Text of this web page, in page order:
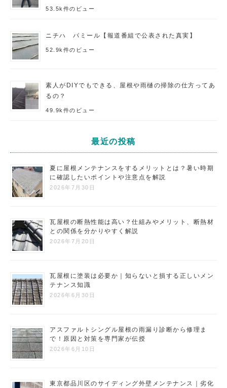
53.5k件のビュー
ニチハ パミール【報道番組で公表された真実】
52.9k件のビュー
素人がDIYでもできる、屋根や雨樋の掃除の仕方ってあ
るの？
49.9k件のビュー
最近の投稿
夏に屋根メンテナンスをするメリットとは？暑い時期
に確認したいポイントや注意点を解説
2026年7月30日
瓦屋根の断熱性能は高い？仕組みやメリット、断熱材
との関係を分かりやすく解説
2026年7月20日
瓦屋根に塗装は必要か｜知らないと損する正しいメン
テナンス知識
2026年6月30日
アスファルトシングル屋根の雨漏り診断から修理ま
で！原因と対策を専門家が伝授
2026年6月10日
東京都品川区のサイディング外壁メンテナンス｜劣化